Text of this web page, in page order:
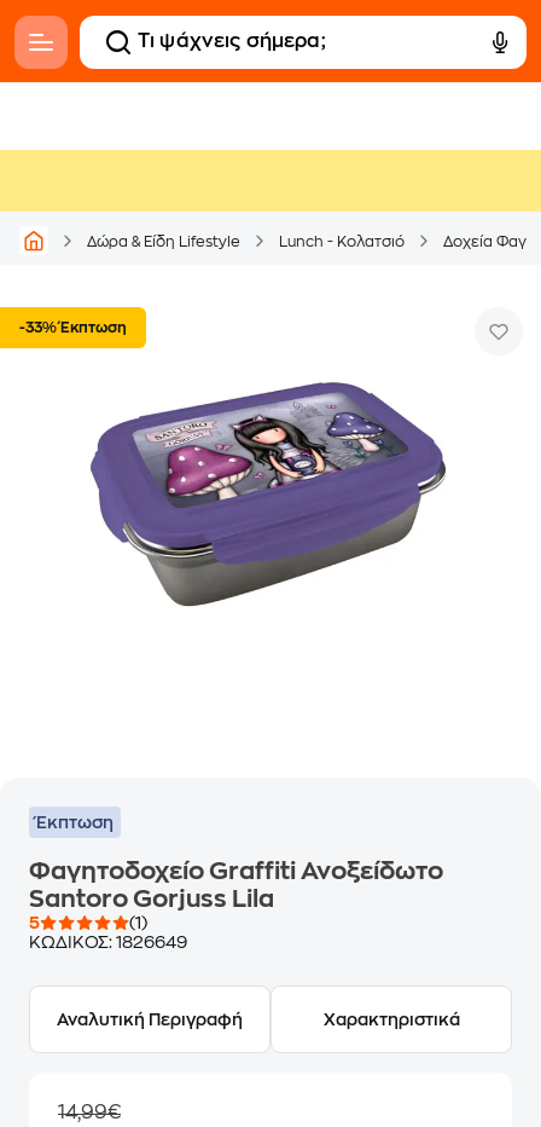
Δώρα & Είδη Lifestyle Lunch - Κολατσιό Δοχεία
-33% Έκπτωση
Έκπτωση
Φαγητοδοχείο Graffiti Ανοξείδωτο
Santoro Gorjuss Lila
5
(1)
ΚΩΔΙΚΟΣ: 1826649
Αναλυτική Περιγραφή Χαρακτηριστικά
14,99€